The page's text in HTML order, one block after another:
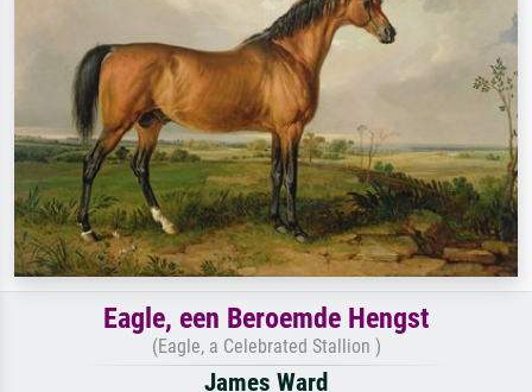
Eagle, een Beroemde Hengst
(Eagle, a Celebrated Stallion )
James Ward